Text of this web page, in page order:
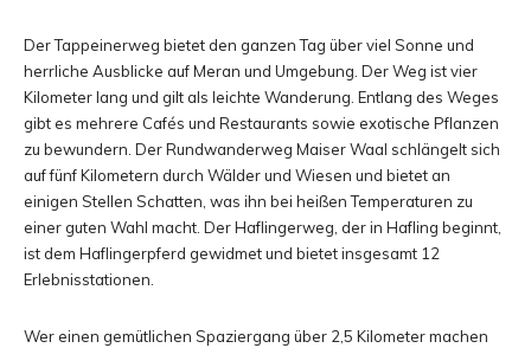
Der Tappeinerweg bietet den ganzen Tag über viel Sonne und
herrliche Ausblicke auf Meran und Umgebung. Der Weg ist vier
Kilometer lang und gilt als leichte Wanderung. Entlang des Weges
gibt es mehrere Cafés und Restaurants sowie exotische Pflanzen
zu bewundern. Der Rundwanderweg Maiser Waal schlängelt sich
auf fünf Kilometern durch Wälder und Wiesen und bietet an
einigen Stellen Schatten, was ihn bei heißen Temperaturen zu
einer guten Wahl macht. Der Haflingerweg, der in Hafling beginnt,
ist dem Haflingerpferd gewidmet und bietet insgesamt 12
Erlebnisstationen.
Wer einen gemütlichen Spaziergang über 2,5 Kilometer machen